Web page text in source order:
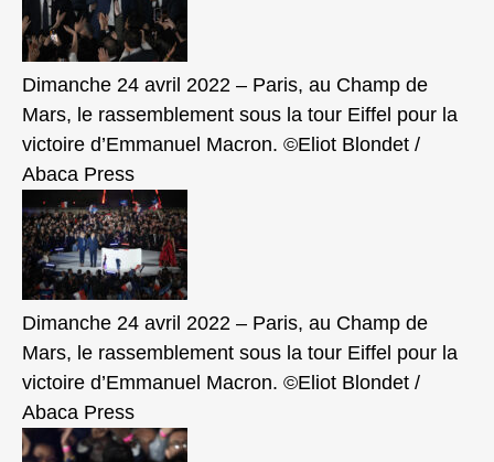
Dimanche 24 avril 2022 – Paris, au Champ de
Mars, le rassemblement sous la tour Eiffel pour la
victoire d’Emmanuel Macron. ©Eliot Blondet /
Abaca Press
Dimanche 24 avril 2022 – Paris, au Champ de
Mars, le rassemblement sous la tour Eiffel pour la
victoire d’Emmanuel Macron. ©Eliot Blondet /
Abaca Press